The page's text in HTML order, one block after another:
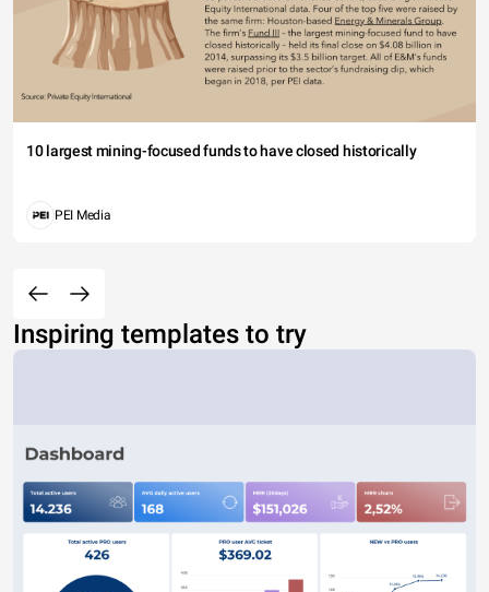
10 largest mining-focused funds to have closed historically
PEI Media
Inspiring templates to try